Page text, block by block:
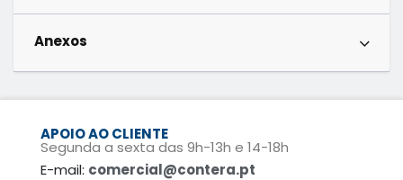
Anexos
APOIO AO CLIENTE
Segunda a sexta das 9h-13h e 14-18h
E-mail: comercial@contera.pt